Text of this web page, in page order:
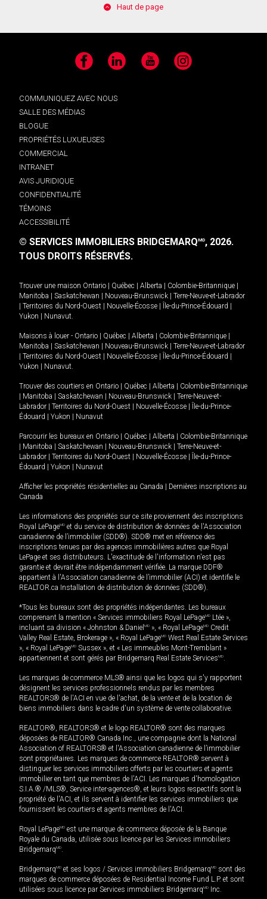
Haut de page
Facebook LinkedIn YouTube Instagram
COMMUNIQUEZ AVEC NOUS
SALLE DES MÉDIAS
BLOGUE
PROPRIÉTÉS LUXUEUSES
COMMERCIAL
INTRANET
AVIS JURIDIQUE
CONFIDENTIALITÉ
TÉMOINS
ACCESSIBILITÉ
© SERVICES IMMOBILIERS BRIDGEMARQMD, 2026.
TOUS DROITS RÉSERVÉS.
Trouver une maison Ontario | Québec | Alberta | Colombie-Britannique |
Manitoba | Saskatchewan | Nouveau-Brunswick | Terre-Neuve-et-Labrador
| Territoires du Nord-Ouest | Nouvelle-Écosse | Île-du-Prince-Édouard |
Yukon | Nunavut.
Maisons à louer - Ontario | Québec | Alberta | Colombie-Britannique |
Manitoba | Saskatchewan | Nouveau-Brunswick | Terre-Neuve-et-Labrador
| Territoires du Nord-Ouest | Nouvelle-Écosse | Île-du-Prince-Édouard |
Yukon | Nunavut.
Trouver des courtiers en Ontario | Québec | Alberta | Colombie-Britannique
| Manitoba | Saskatchewan | Nouveau-Brunswick | Terre-Neuve-et-
Labrador | Territoires du Nord-Ouest | Nouvelle-Écosse | Île-du-Prince-
Édouard | Yukon | Nunavut
Parcourir les bureaux en Ontario | Québec | Alberta | Colombie-Britannique
| Manitoba | Saskatchewan | Nouveau-Brunswick | Terre-Neuve-et-
Labrador | Territoires du Nord-Ouest | Nouvelle-Écosse | Île-du-Prince-
Édouard | Yukon | Nunavut
Afficher les propriétés résidentielles au Canada | Dernières inscriptions au
Canada
Les informations des propriétés sur ce site proviennent des inscriptions
Royal LePageMD et du service de distribution de données de l'Association
canadienne de l’immobilier (SDD®). SDD® met en référence des
inscriptions tenues par des agences immobilières autres que Royal
LePage et ses distributeurs. L'exactitude de l'information n'est pas
garantie et devrait être indépendamment vérifiée. La marque DDF®
appartient à l'Association canadienne de l’immobilier (ACI) et identifie le
REALTOR.ca Installation de distribution de données (SDD®).
*Tous les bureaux sont des propriétés indépendantes. Les bureaux
comprenant la mention « Services immobiliers Royal LePageMD Ltée »,
incluant sa division « Johnston & Daniel MD », « Royal LePageMD Credit
Valley Real Estate, Brokerage », « Royal LePageMD West Real Estate Services
», « Royal LePageMD Sussex », et « Les immeubles Mont-Tremblant »
appartiennent et sont gérés par Bridgemarq Real Estate ServicesMD.
Les marques de commerce MLS® ainsi que les logos qui s'y rapportent
désignent les services professionnels rendus par les membres
REALTORS® de l'ACI en vue de l'achat, de la vente et de la location de
biens immobiliers dans le cadre d'un système de vente collaborative.
REALTOR®, REALTORS® et le logo REALTOR® sont des marques
déposées de REALTOR® Canada Inc., une compagnie dont la National
Association of REALTORS® et l'Association canadienne de l’immobilier
sont propriétaires. Les marques de commerce REALTOR® servent à
distinguer les services immobiliers offerts par les courtiers et agents
immobilier en tant que membres de l'ACI. Les marques d'homologation
S.I.A.® /MLS®, Service inter-agences®, et leurs logos respectifs sont la
propriété de l'ACI, et ils servent à identifier les services immobiliers que
fournissent les courtiers et agents membres de l'ACI.
Royal LePageMD est une marque de commerce déposée de la Banque
Royale du Canada, utilisée sous licence par les Services immobiliers
BridgemarqMD.
BridgemarqMD et ses logos / Services immobiliers BridgemarqMD sont des
marques de commerce déposées de Residential Income Fund L.P. et sont
utilisées sous licence par Services immobiliers BridgemarqMD Inc.